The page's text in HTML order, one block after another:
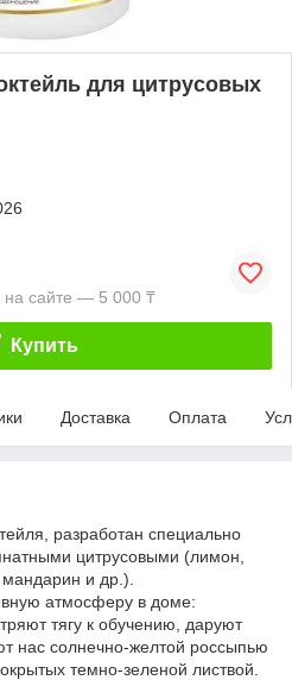
для цитрусовых
на сайте — 5 000 ₸
Купить
Доставка Оплата
разработан специально
цитрусовыми (лимон,
и др.).
атмосферу в доме:
тягу к обучению, даруют
нас солнечно-желтой россыпью
темно-зеленой листвой.